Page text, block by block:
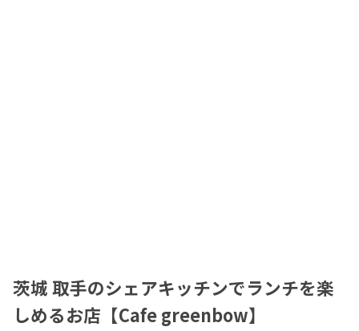
茨城 取手のシェアキッチンでランチを楽
しめるお店【Cafe greenbow】